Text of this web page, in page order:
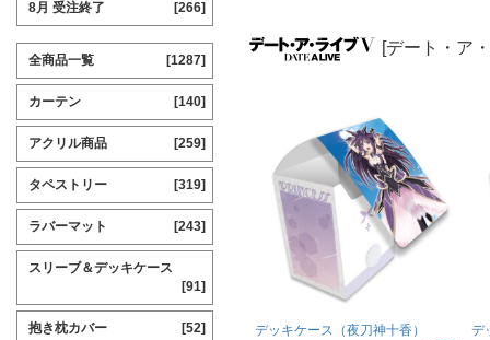
[デート・ア
デッキケース（夜刀神十香）
デ
8月 受注終了 [266]
全商品一覧 [1287]
カーテン [140]
アクリル商品 [259]
タペストリー [319]
ラバーマット [243]
スリーブ＆デッキケース
[91]
抱き枕カバー [52]